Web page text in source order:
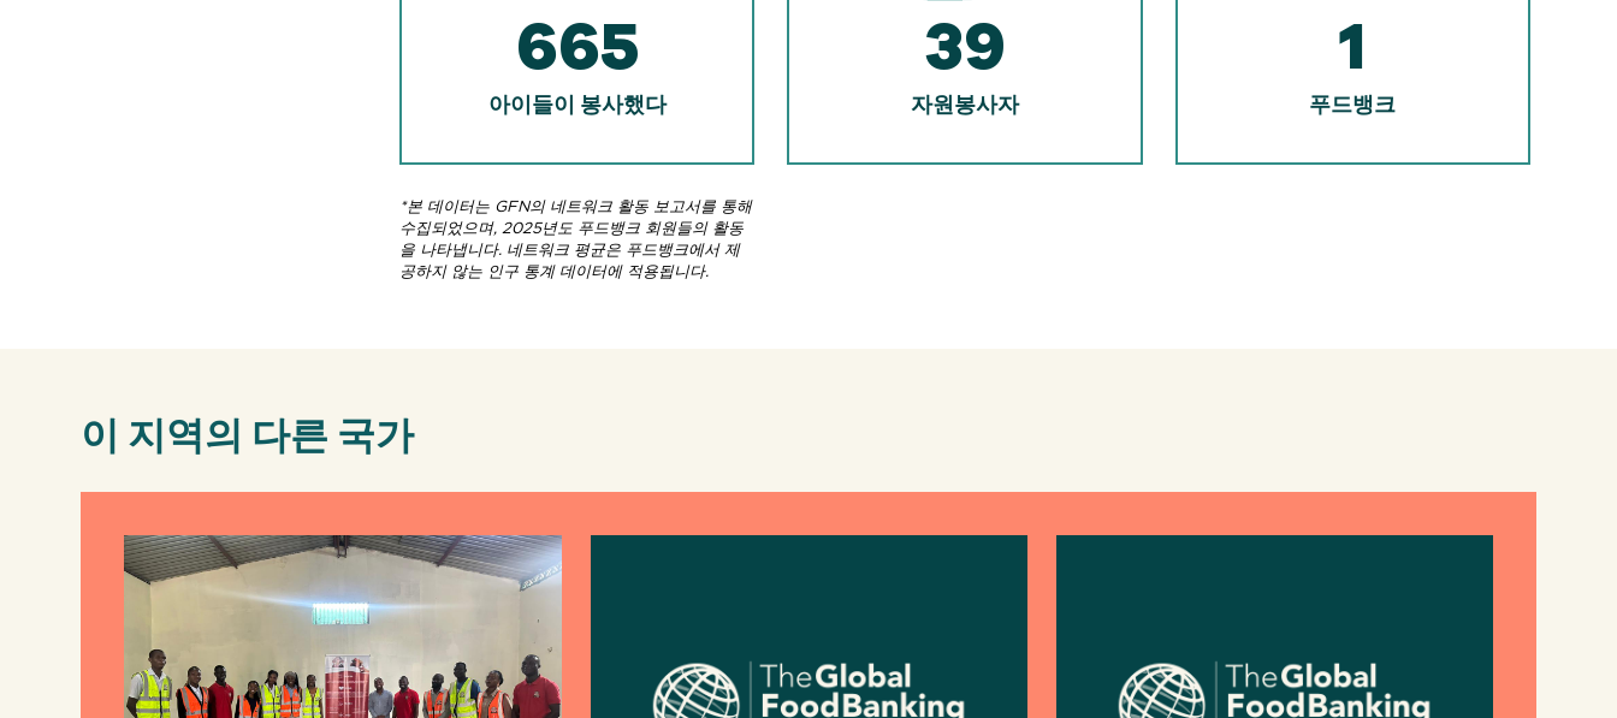
665
아이들이 봉사했다
39
자원봉사자
1
푸드뱅크
*본 데이터는 GFN의 네트워크 활동 보고서를 통해
수집되었으며, 2025년도 푸드뱅크 회원들의 활동
을 나타냅니다. 네트워크 평균은 푸드뱅크에서 제
공하지 않는 인구 통계 데이터에 적용됩니다.
이 지역의 다른 국가